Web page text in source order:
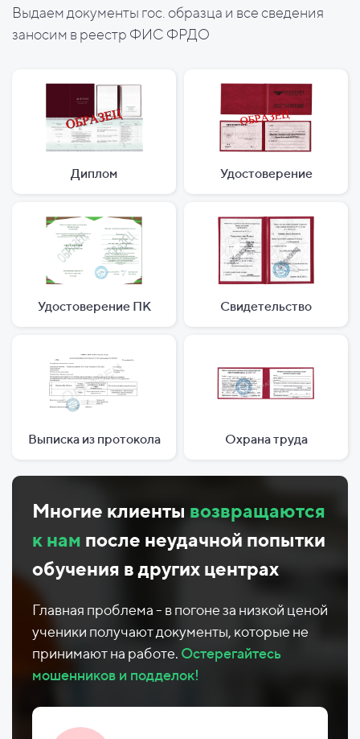
Выдаем документы гос. образца и все сведения
заносим в реестр ФИС ФРДО
Диплом Удостоверение
Удостоверение ПК Свидетельство
Выписка из протокола Охрана труда
Многие клиенты возвращаются
к нам после неудачной попытки
обучения в других центрах
Главная проблема - в погоне за низкой ценой
ученики получают документы, которые не
принимают на работе. Остерегайтесь
мошенников и подделок!